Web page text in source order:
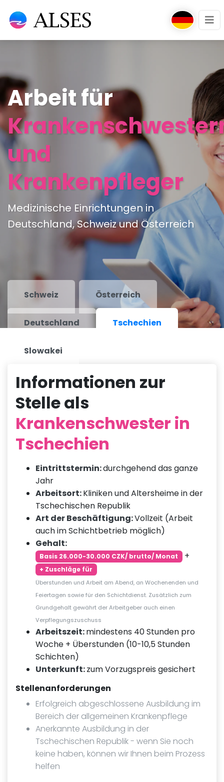
Arbeit für
und
Krankenpfleger
Medizinische Einrichtungen in
Deutschland, Schweiz und Österreich
Schweiz Österreich
Deutschland Tschechien
Slowakei
Informationen zur
Stelle als
Krankenschwester in
Tschechien
Eintrittstermin:durchgehend das ganze
Jahr
Arbeitsort:Kliniken und Altersheime in der
Tschechischen Republik
Art der Beschäftigung:Vollzeit (Arbeit
auch im Schichtbetrieb möglich)
Gehalt:
Basis 26.000-30.000 CZK/ brutto/ Monat +
+ Zuschläge für
Überstunden und Arbeit am Abend, an Wochenenden und
Feiertagen sowie für den Schichtdienst. Zusätzlich zum
Grundgehalt gewährt der Arbeitgeber auch einen
Verpflegungszuschuss
Arbeitszeit:mindestens 40 Stunden pro
Woche + Überstunden (10-10,5 Stunden
Schichten)
Unterkunft:zum Vorzugspreis gesichert
Stellenanforderungen
Erfolgreich abgeschlossene Ausbildung im
Bereich der allgemeinen Krankenpflege
Anerkannte Ausbildung in der
Tschechischen Republik - wenn Sie noch
keine haben, können wir Ihnen beim Prozess
helfen